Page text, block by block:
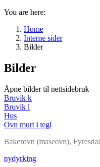
You are here:
Home
Interne sider
Bilder
Bilder
Åpne bilder til nettsidebruk
Bruvik k
Bruvik l
Hus
Ovn murt i tegl
Bakerovn (maseovn), Fyresdal
nydyrking